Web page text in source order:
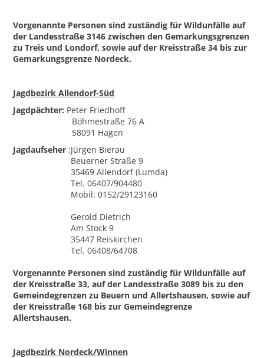
Vorgenannte Personen sind zuständig für Wildunfälle auf
der Landesstraße 3146 zwischen den Gemarkungsgrenzen
zu Treis und Londorf, sowie auf der Kreisstraße 34 bis zur
Gemarkungsgrenze Nordeck.
Jagdbezirk Allendorf-Süd
Jagdpächter: Peter Friedhoff
Böhmestraße 76 A
58091 Hagen
Jagdaufseher :Jürgen Bierau
Beuerner Straße 9
35469 Allendorf (Lumda)
Tel. 06407/904480
Mobil: 0152/29123160
Gerold Dietrich
Am Stock 9
35447 Reiskirchen
Tel. 06408/64708
Vorgenannte Personen sind zuständig für Wildunfälle auf
der Kreisstraße 33, auf der Landesstraße 3089 bis zu den
Gemeindegrenzen zu Beuern und Allertshausen, sowie auf
der Kreisstraße 168 bis zur Gemeindegrenze
Allertshausen.
Jagdbezirk Nordeck/Winnen